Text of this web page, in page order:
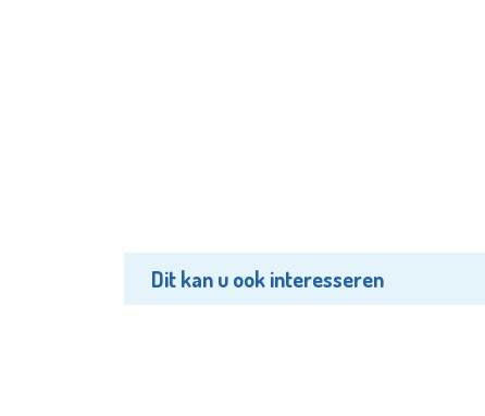
Dit kan u ook interesseren